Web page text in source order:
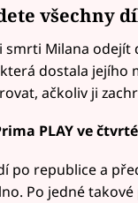
všechny
smrti Milana odejít
dostala jejího
ačkoliv ji
PLAY ve
po republice a
Po jedné